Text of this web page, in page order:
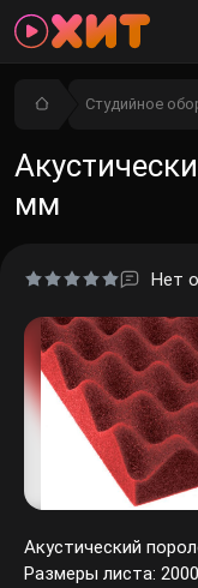
Студийное
мм
Нет
Акустический
Размеры листа: